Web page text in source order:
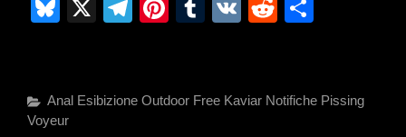
Bl
sk
y
X
T
gr
Pi
e
T
bl
V
R
di di
Categories
Anal Esibizione Outdoor Free Kaviar Notifiche Pissing
Voyeur